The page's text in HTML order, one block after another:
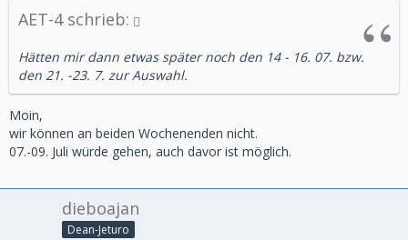
AET-4 schrieb:
Hätten mir dann etwas später noch den 14 - 16. 07. bzw.
den 21. -23. 7. zur Auswahl.
Moin,
wir können an beiden Wochenenden nicht.
07.-09. Juli würde gehen, auch davor ist möglich.
dieboajan
Dean-Jeturo